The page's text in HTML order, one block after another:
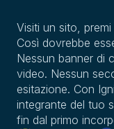
Visiti un sito,
Così dovrebbe
Nessun banner di
video. Nessun
esitazione. Con
integrante del tuo
fin dal primo